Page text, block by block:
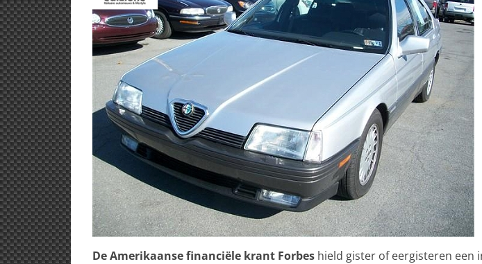
De Amerikaanse financiële krant Forbes hield gister of eergisteren een